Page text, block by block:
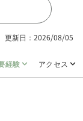
更新日：2026/08/05
経験 アクセス